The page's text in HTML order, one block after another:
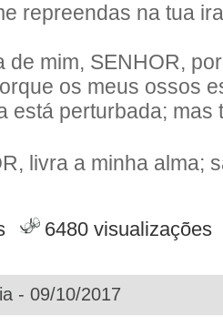
repreendas na tua
de mim, SENHOR,
os meus ossos
está perturbada; mas
livra a minha alma;
6480 visualizações
- 09/10/2017